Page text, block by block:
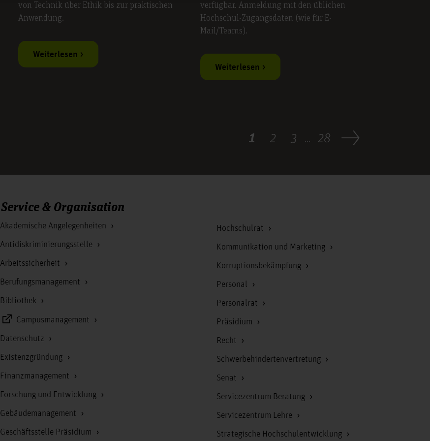
von Technik über Ethik bis zur praktischen
Anwendung.
Weiterlesen
verfügbar. Anmeldung mit den üblichen
Hochschul-Zugangsdaten (wie für E-
Mail/Teams).
Weiterlesen
1 2 3 ... 28
Service & Organisation
Akademische Angelegenheiten
Antidiskriminierungsstelle
Arbeitssicherheit
Berufungsmanagement
Bibliothek
Campusmanagement
Datenschutz
Existenzgründung
Finanzmanagement
Forschung und Entwicklung
Gebäudemanagement
Geschäftsstelle Präsidium
Hochschulrat
Kommunikation und Marketing
Korruptionsbekämpfung
Personal
Personalrat
Präsidium
Recht
Schwerbehindertenvertretung
Senat
Servicezentrum Beratung
Servicezentrum Lehre
Strategische Hochschulentwicklung